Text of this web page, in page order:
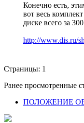
Конечно есть,
вот весь
диске всего за
http://www.dis.ru/
Страницы: 1
Ранее просмотренные
ПОЛОЖЕНИЕ